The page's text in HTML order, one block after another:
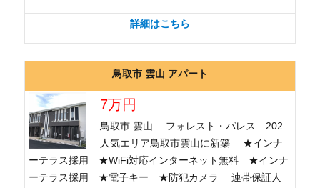
詳細はこちら
鳥取市 雲山 アパート
7万円
鳥取市 雲山 フォレスト・パレス 202
人気エリア鳥取市雲山に新築 ★インナ
ーテラス採用 ★WiFi対応インターネット無料 ★インナ
ーテラス採用 ★電子キー ★防犯カメラ 連帯保証人